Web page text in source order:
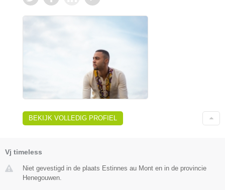
BEKIJK VOLLEDIG PROFIEL
Vj timeless
Niet gevestigd in de plaats Estinnes au Mont en in de provincie
Henegouwen.